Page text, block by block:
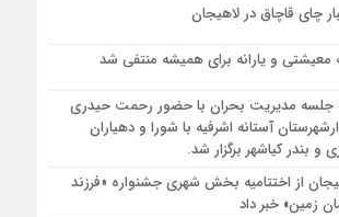
تشییع پیکر مطهر آقای شهید ایران – مشهد
مطهر آقای شهید ایران – مشهد
چای قاچاق در لاهیجان
معیشتی و یارانه برای همیشه منتفی شد
جلسه مدیریت بحران با حضور رحمت حیدری
آستانه اشرفیه با شورا و دهیاران
بندر کیاشهر برگزار شد.
از اختتامیه بخش شهری جشنواره «فرزند
زمین» خبر داد